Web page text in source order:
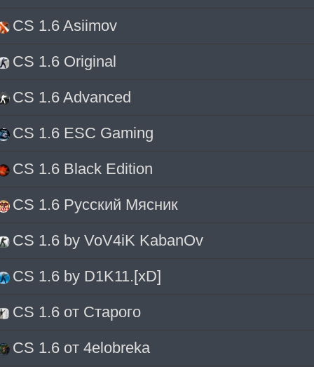
CS 1.6 Asiimov
CS 1.6 Original
CS 1.6 Advanced
CS 1.6 ESC Gaming
CS 1.6 Black Edition
CS 1.6 Русский Мясник
CS 1.6 by VoV4iK KabanOv
CS 1.6 by D1K11.[xD]
CS 1.6 от Старого
CS 1.6 от 4elobreka